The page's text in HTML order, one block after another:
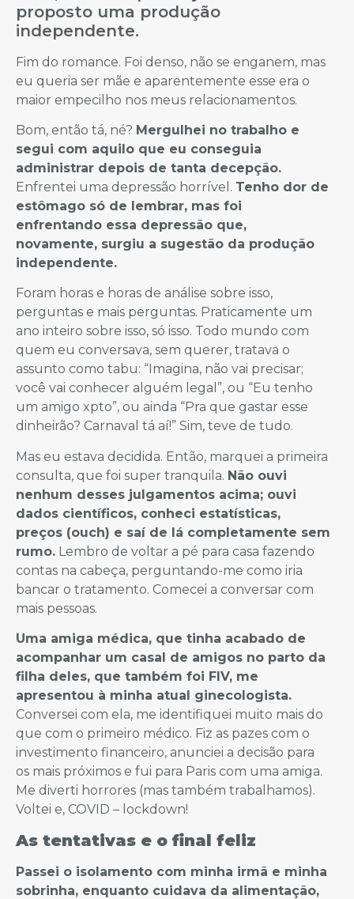
proposto uma produção
independente.
Fim do romance. Foi denso, não se enganem, mas
eu queria ser mãe e aparentemente esse era o
maior empecilho nos meus relacionamentos.
Bom, então tá, né? Mergulhei no trabalho e
segui com aquilo que eu conseguia
administrar depois de tanta decepção.
Enfrentei uma depressão horrível. Tenho dor de
estômago só de lembrar, mas foi
enfrentando essa depressão que,
novamente, surgiu a sugestão da produção
independente.
Foram horas e horas de análise sobre isso,
perguntas e mais perguntas. Praticamente um
ano inteiro sobre isso, só isso. Todo mundo com
quem eu conversava, sem querer, tratava o
assunto como tabu: “Imagina, não vai precisar;
você vai conhecer alguém legal”, ou “Eu tenho
um amigo xpto”, ou ainda “Pra que gastar esse
dinheirão? Carnaval tá aí!” Sim, teve de tudo.
Mas eu estava decidida. Então, marquei a primeira
consulta, que foi super tranquila. Não ouvi
nenhum desses julgamentos acima; ouvi
dados científicos, conheci estatísticas,
preços (ouch) e saí de lá completamente sem
rumo. Lembro de voltar a pé para casa fazendo
contas na cabeça, perguntando-me como iria
bancar o tratamento. Comecei a conversar com
mais pessoas.
Uma amiga médica, que tinha acabado de
acompanhar um casal de amigos no parto da
filha deles, que também foi FIV, me
apresentou à minha atual ginecologista.
Conversei com ela, me identifiquei muito mais do
que com o primeiro médico. Fiz as pazes com o
investimento financeiro, anunciei a decisão para
os mais próximos e fui para Paris com uma amiga.
Me diverti horrores (mas também trabalhamos).
Voltei e, COVID – lockdown!
As tentativas e o final feliz
Passei o isolamento com minha irmã e minha
sobrinha, enquanto cuidava da alimentação,